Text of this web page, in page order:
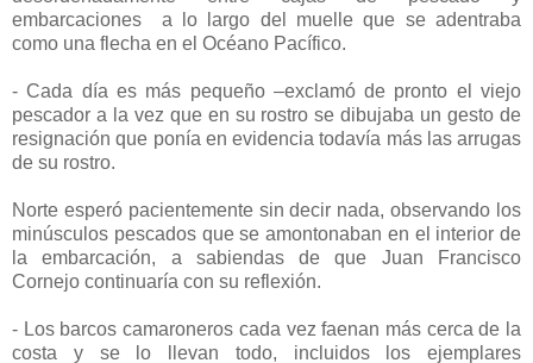
embarcaciones a lo largo del muelle que se adentraba
como una flecha en el Océano Pacífico.
- Cada día es más pequeño –exclamó de pronto el viejo
pescador a la vez que en su rostro se dibujaba un gesto de
resignación que ponía en evidencia todavía más las arrugas
de su rostro.
Norte esperó pacientemente sin decir nada, observando los
minúsculos pescados que se amontonaban en el interior de
la embarcación, a sabiendas de que Juan Francisco
Cornejo continuaría con su reflexión.
- Los barcos camaroneros cada vez faenan más cerca de la
costa y se lo llevan todo, incluidos los ejemplares